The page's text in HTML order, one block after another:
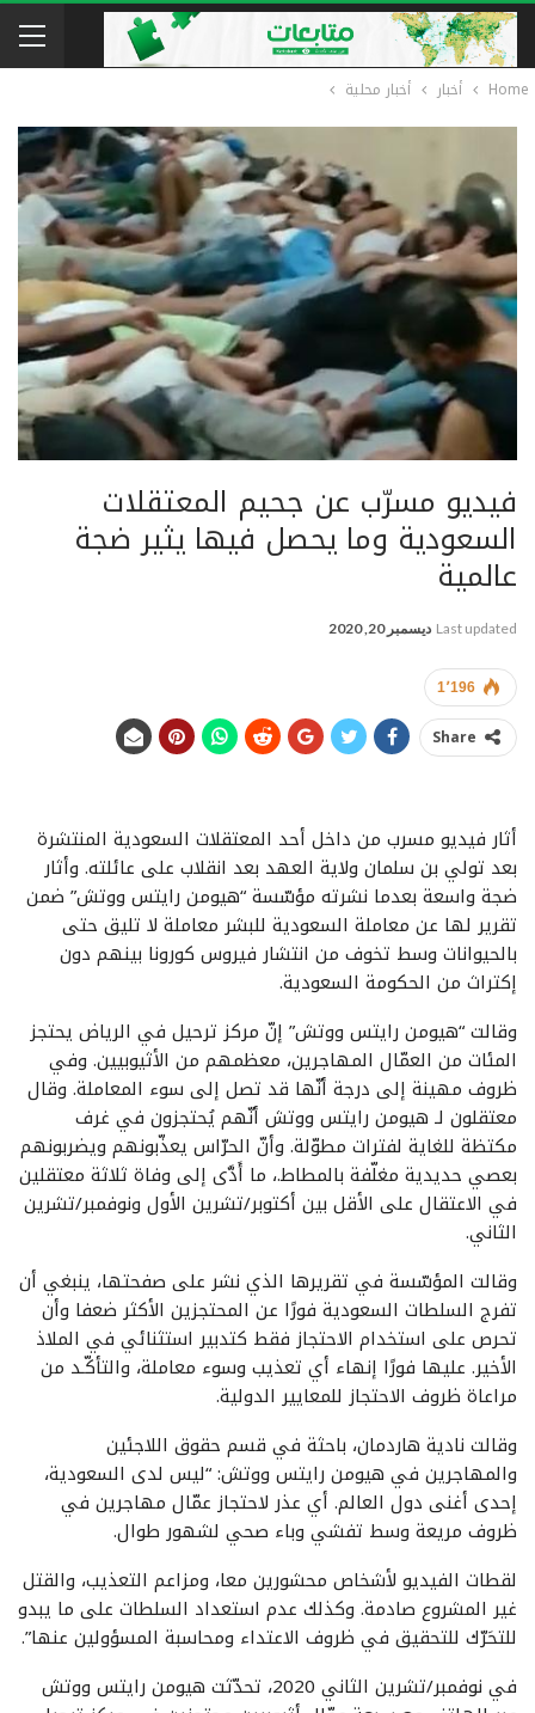
Home أخبار أخبار محلية
فيديو مسرّب عن جحيم المعتقلات
السعودية وما يحصل فيها يثير ضجة
عالمية
Last updated ديسمبر 20, 2020
1٬196
Share
أثار فيديو مسرب من داخل أحد المعتقلات السعودية المنتشرة
بعد تولي بن سلمان ولاية العهد بعد انقلاب على عائلته. وأثار
ضجة واسعة بعدما نشرته مؤسّسة “هيومن رايتس ووتش” ضمن
تقرير لها عن معاملة السعودية للبشر معاملة لا تليق حتى
بالحيوانات وسط تخوف من انتشار فيروس كورونا بينهم دون
إكتراث من الحكومة السعودية.
وقالت “هيومن رايتس ووتش” إنّ مركز ترحيل في الرياض يحتجز
المئات من العمّال المهاجرين، معظمهم من الأثيوبيين. وفي
ظروف مهينة إلى درجة أنّها قد تصل إلى سوء المعاملة. وقال
معتقلون لـ هيومن رايتس ووتش أنّهم يُحتجزون في غرف
مكتظة للغاية لفترات مطوّلة. وأنّ الحرّاس يعذّبونهم ويضربونهم
بعصي حديدية مغلّفة بالمطاط.، ما أَدَّى إلى وفاة ثلاثة معتقلين
في الاعتقال على الأقل بين أكتوبر/تشرين الأول ونوفمبر/تشرين
الثاني.
وقالت المؤسّسة في تقريرها الذي نشر على صفحتها، ينبغي أن
تفرج السلطات السعودية فورًا عن المحتجزين الأكثر ضعفا وأن
تحرص على استخدام الاحتجاز فقط كتدبير استثنائي في الملاذ
الأخير. عليها فورًا إنهاء أي تعذيب وسوء معاملة، والتأكّـد من
مراعاة ظروف الاحتجاز للمعايير الدولية.
وقالت نادية هاردمان، باحثة في قسم حقوق اللاجئين
والمهاجرين في هيومن رايتس ووتش: “ليس لدى السعودية،
إحدى أغنى دول العالم. أي عذر لاحتجاز عمّال مهاجرين في
ظروف مريعة وسط تفشي وباء صحي لشهور طوال.
لقطات الفيديو لأشخاص محشورين معا، ومزاعم التعذيب، والقتل
غير المشروع صادمة. وكذلك عدم استعداد السلطات على ما يبدو
للتحَرّك للتحقيق في ظروف الاعتداء ومحاسبة المسؤولين عنها”.
في نوفمبر/تشرين الثاني 2020، تحدّثت هيومن رايتس ووتش